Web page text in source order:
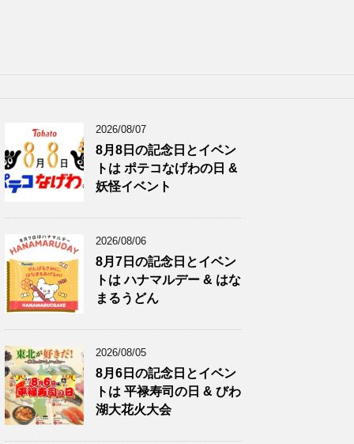
2026/08/07
8月8日の記念日とイベン
トは ポテコなげわの日 &
妖怪イベント
2026/08/06
8月7日の記念日とイベン
トは ハナマルデー & はな
まるうどん
2026/08/05
8月6日の記念日とイベン
トは 平禄寿司の日 & びわ
湖大花火大会